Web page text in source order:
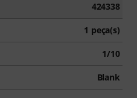
424338
1 peça(s)
1/10
Blank